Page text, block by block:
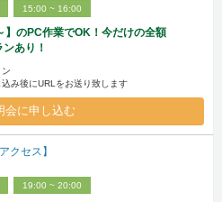
15:00 ~ 16:00
】のPC作業でOK！今だけの全額
あり！
み後にURLをお送り致します
会に申し込む
クセス】
19:00 ~ 20:00